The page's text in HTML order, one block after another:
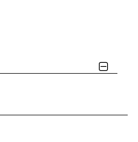
ZULETZT ANGESEHENE